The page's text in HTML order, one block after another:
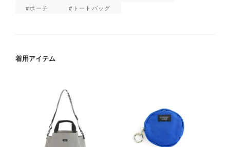
ポーチ
トートバッグ
着用アイテム